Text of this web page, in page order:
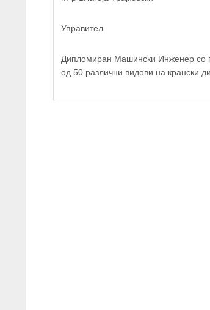
Управител
Дипломиран Машински Инженер со
од 50 различни видови на крански